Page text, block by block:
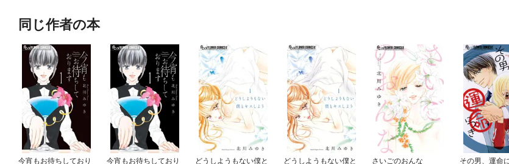
同じ作者の本
今宵もお待ちしており
今宵もお待ちしており
どうしようもない僕と
どうしようもない僕と
さいごのおんな
その男、運命